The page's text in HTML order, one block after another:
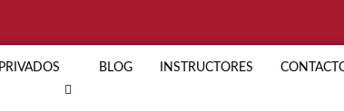
BLOG INSTRUCTORES